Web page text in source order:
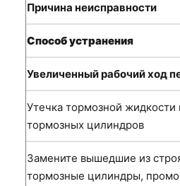
Причина неисправности
Способ устранения
Увеличенный рабочий ход
Утечка тормозной жидкости
тормозных цилиндров
Замените вышедшие из
тормозные цилиндры,